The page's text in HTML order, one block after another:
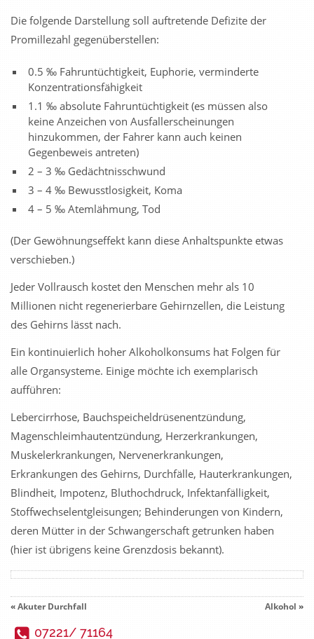
Die folgende Darstellung soll auftretende Defizite der
Promillezahl gegenüberstellen:
0.5 ‰ Fahruntüchtigkeit, Euphorie, verminderte
Konzentrationsfähigkeit
1.1 ‰ absolute Fahruntüchtigkeit (es müssen also
keine Anzeichen von Ausfallerscheinungen
hinzukommen, der Fahrer kann auch keinen
Gegenbeweis antreten)
2 – 3 ‰ Gedächtnisschwund
3 – 4 ‰ Bewusstlosigkeit, Koma
4 – 5 ‰ Atemlähmung, Tod
(Der Gewöhnungseffekt kann diese Anhaltspunkte etwas
verschieben.)
Jeder Vollrausch kostet den Menschen mehr als 10
Millionen nicht regenerierbare Gehirnzellen, die Leistung
des Gehirns lässt nach.
Ein kontinuierlich hoher Alkoholkonsums hat Folgen für
alle Organsysteme. Einige möchte ich exemplarisch
aufführen:
Lebercirrhose, Bauchspeicheldrüsenentzündung,
Magenschleimhautentzündung, Herzerkrankungen,
Muskelerkrankungen, Nervenerkrankungen,
Erkrankungen des Gehirns, Durchfälle, Hauterkrankungen,
Blindheit, Impotenz, Bluthochdruck, Infektanfälligkeit,
Stoffwechselentgleisungen; Behinderungen von Kindern,
deren Mütter in der Schwangerschaft getrunken haben
(hier ist übrigens keine Grenzdosis bekannt).
«Akuter Durchfall Alkohol »
07221/ 71164